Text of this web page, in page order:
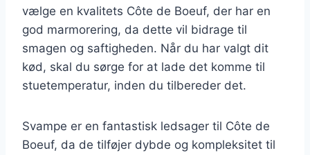
vælge en kvalitets Côte de Boeuf, der har en
god marmorering, da dette vil bidrage til
smagen og saftigheden. Når du har valgt dit
kød, skal du sørge for at lade det komme til
stuetemperatur, inden du tilbereder det.
Svampe er en fantastisk ledsager til Côte de
Boeuf, da de tilføjer dybde og kompleksitet til